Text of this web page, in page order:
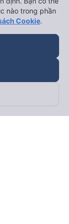
nào trong phần
Cookie.